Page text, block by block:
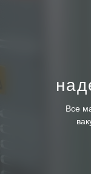
Все